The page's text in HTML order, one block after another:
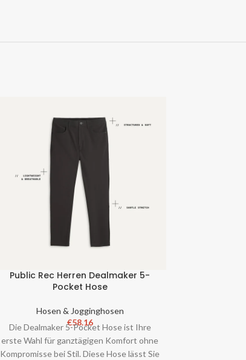
Public Rec Herren Dealmaker 5-
Pocket Hose
Hosen & Jogginghosen
€58.16
Die Dealmaker 5-Pocket Hose ist Ihre
erste Wahl für ganztägigen Komfort ohne
Kompromisse bei Stil. Diese Hose lässt Sie